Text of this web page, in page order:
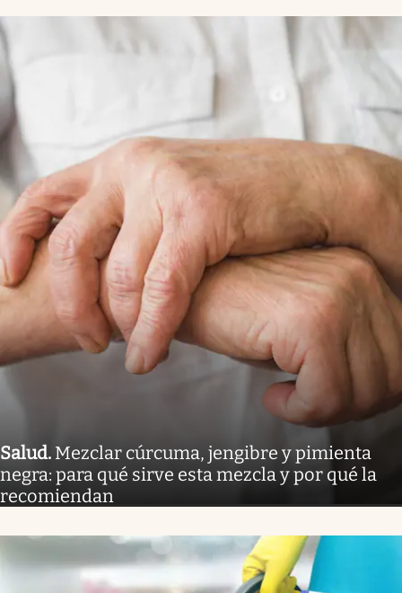
Salud. Mezclar cúrcuma, jengibre y pimienta
negra: para qué sirve esta mezcla y por qué la
recomiendan